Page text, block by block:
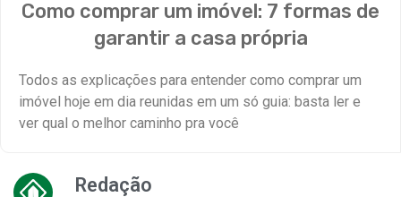
Como comprar um imóvel: 7 formas de
garantir a casa própria
Todos as explicações para entender como comprar um
imóvel hoje em dia reunidas em um só guia: basta ler e
ver qual o melhor caminho pra você
Redação